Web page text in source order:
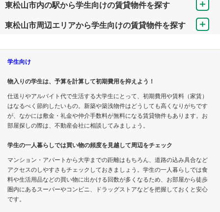
東松山市内の駅から学生向けの賃貸物件を探す
東松山市周辺エリアから学生向けの賃貸物件を探す
学生向け
物入りの学生は、予算を計算して初期費用を抑えよう！
仕送りやアルバイト代で生活する大学生にとって、初期費用や賃料（家賃）
はなるべく節約したいもの。新築や築浅物件はどうしても高くなりがちです
が、なかには敷金・礼金や仲介手数料が無料になる賃貸物件もあります。お
部屋探しの際は、不動産会社に相談してみましょう。
学生の一人暮らしでは買い物の頻度を見越して周辺をチェック
マンション・アパートから大学までの距離はもちろん、道路の込み具合など
アクセスのしやすさもチェックしておきましょう。学生の一人暮らしでは食
料や生活用品などの買い物に出かける回数が多くなるため、お部屋から徒歩
圏内にあるスーパーやコンビニ、ドラッグストアなどを把握しておくと安心
です。